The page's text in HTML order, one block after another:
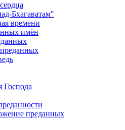
Бхагаватам"
времени
имён
Господа
преданных